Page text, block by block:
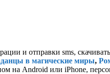
и отправки sms,
в магические миры,
на Android или iPhone,